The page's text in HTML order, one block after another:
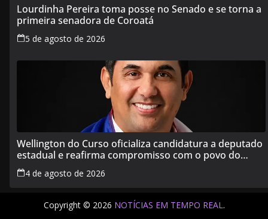
Lourdinha Pereira toma posse no Senado e se torna a
primeira senadora de Coroatá
5 de agosto de 2026
Wellington do Curso oficializa candidatura a deputado
estadual e reafirma compromisso com o povo do
Maranhão
4 de agosto de 2026
Copyright © 2026 NOTÍCIAS EM TEMPO REAL.